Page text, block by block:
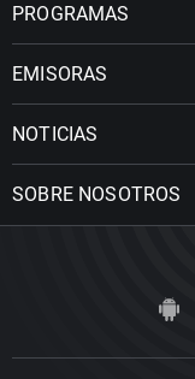
PROGRAMAS
EMISORAS
NOTICIAS
SOBRE NOSOTROS